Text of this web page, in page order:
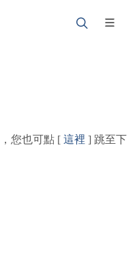
您也可點 [ 這裡 ] 跳至下